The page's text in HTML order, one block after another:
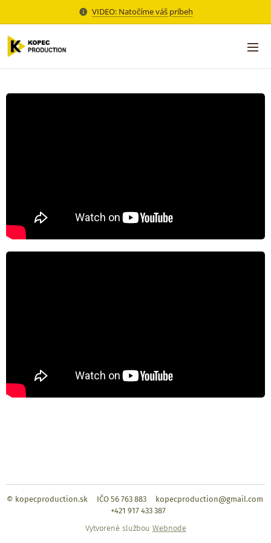
VIDEO: Natočíme váš príbeh
© kopecproduction.sk IČO 56 763 883 kopecproduction@gmail.com
+421 917 433 387
Vytvorené službou Webnode